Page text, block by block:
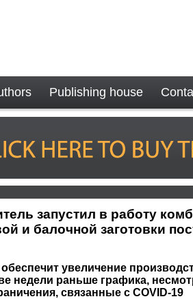
Publishing house
запустил в работу
и балочной заготовки
увеличение
недели раньше графика,
связанные с COVID-19